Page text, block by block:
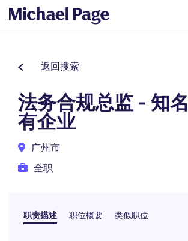
返回搜索
法务合规总监 - 知
有企业
广州市
全职
职责描述 职位概要 类似职位